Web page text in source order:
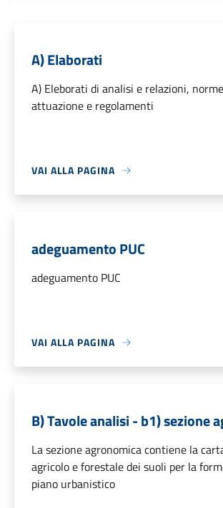
A) Elaborati
A) Eleborati di analisi e relazioni,
attuazione e regolamenti
VAI ALLA PAGINA
adeguamento PUC
adeguamento PUC
VAI ALLA PAGINA
B) Tavole analisi - b1) sezione
La sezione agronomica contiene la
agricolo e forestale dei suoli per la
piano urbanistico